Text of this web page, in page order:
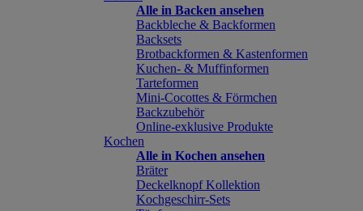
Alle in Backen ansehen
Backbleche & Backformen
Backsets
Brotbackformen & Kastenformen
Kuchen- & Muffinformen
Tarteformen
Mini-Cocottes & Förmchen
Backzubehör
Online-exklusive Produkte
Kochen
Alle in Kochen ansehen
Bräter
Deckelknopf Kollektion
Kochgeschirr-Sets